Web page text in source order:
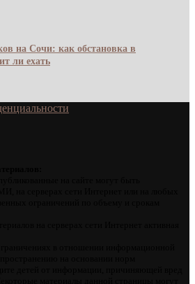
на Сочи: как обстановка в
ли ехать